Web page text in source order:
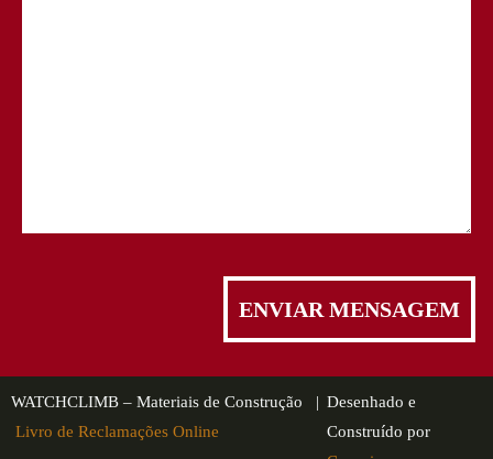
WATCHCLIMB – Materiais de Construção |
Livro de Reclamações Online
Desenhado e
Construído por